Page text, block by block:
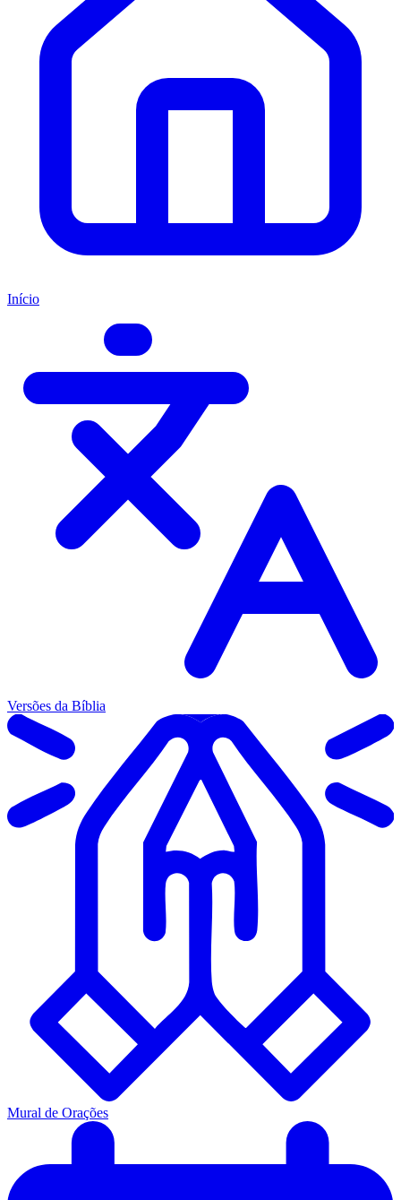
Início
Versões da Bíblia
Mural de Orações